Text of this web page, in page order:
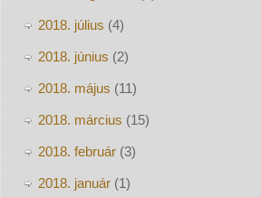
2018. július (4)
2018. június (2)
2018. május (11)
2018. március (15)
2018. február(3)
2018. január(1)